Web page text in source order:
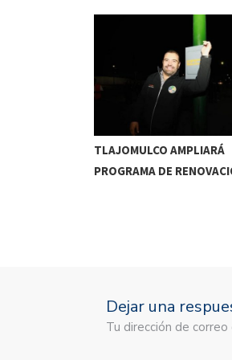
TLAJOMULCO AMPLIARÁ
PROGRAMA DE
Dejar una
Tu dirección de